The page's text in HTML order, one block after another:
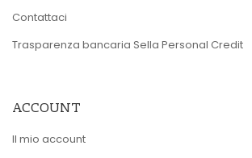
Contattaci
Trasparenza bancaria Sella Personal Credit
ACCOUNT
Il mio account